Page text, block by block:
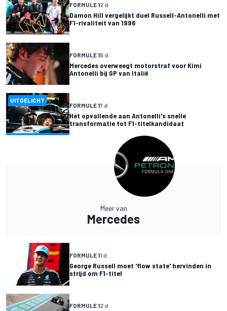
FORMULE 12 d
Damon Hill vergelijkt duel Russell-Antonelli met
F1-rivaliteit van 1996
FORMULE 16 d
Mercedes overweegt motorstraf voor Kimi
Antonelli bij GP van Italië
UITGELICHT
FORMULE 17 d
Het opvallende aan Antonelli's snelle
transformatie tot F1-titelkandidaat
Meer van
Mercedes
FORMULE 11 d
George Russell moet 'flow state' hervinden in
strijd om F1-titel
FORMULE 12 d